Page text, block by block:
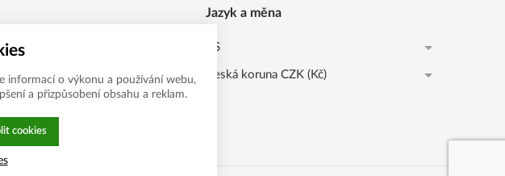
Jazyk a měna
CS
CS
Česká koruna CZK (Kč)
informací o výkonu a používání webu,
a přizpůsobení obsahu a reklam.
cookies